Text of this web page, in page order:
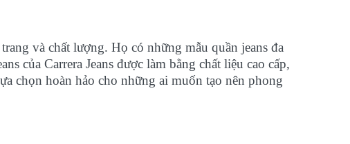
và chất lượng. Họ có những mẫu quần jeans đa
của Carrera Jeans được làm bằng chất liệu cao cấp,
chọn hoàn hảo cho những ai muốn tạo nên phong